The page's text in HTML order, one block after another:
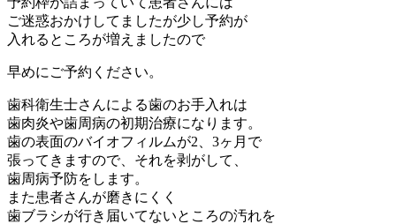
ご迷惑おかけしてましたが少し予約が
入れるところが増えましたので
早めにご予約ください。
歯科衛生士さんによる歯のお手入れは
歯肉炎や歯周病の初期治療になります。
歯の表面のバイオフィルムが2、3ヶ月で
張ってきますので、それを剥がして、
歯周病予防をします。
また患者さんが磨きにくく
歯ブラシが行き届いてないところの汚れを